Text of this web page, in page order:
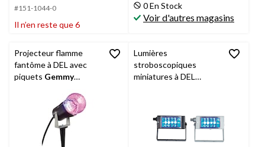
#151-1044-0
Il n’en reste que 6
0 En Stock
Voir d'autres magasins
Projecteur flamme
fantôme à DEL avec
piquets Gemmy
paq. 2, décorations
d'intérieur et
d'extérieur pour
l'Halloween
Lumières
stroboscopiques
miniatures à DEL
pour l'Halloween